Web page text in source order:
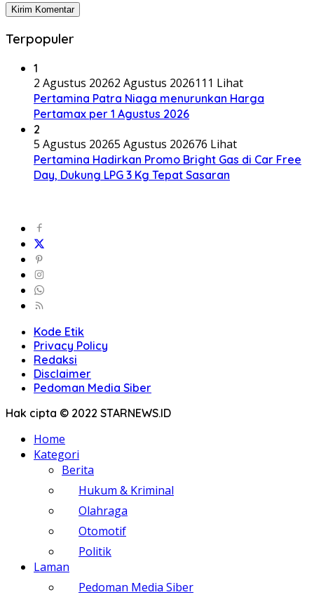
Terpopuler
1
2 Agustus 20262 Agustus 2026111 Lihat
Pertamina Patra Niaga menurunkan Harga
Pertamax per 1 Agustus 2026
2
5 Agustus 20265 Agustus 202676 Lihat
Pertamina Hadirkan Promo Bright Gas di Car Free
Day, Dukung LPG 3 Kg Tepat Sasaran
Kode Etik
Privacy Policy
Redaksi
Disclaimer
Pedoman Media Siber
Hak cipta © 2022 STARNEWS.ID
Home
Kategori
Berita
Hukum & Kriminal
Olahraga
Otomotif
Politik
Laman
Pedoman Media Siber